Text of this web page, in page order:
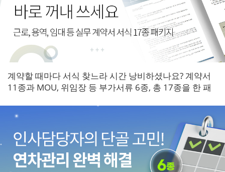
계약할 때마다 서식 찾느라 시간 낭비하셨나요? 계약서
11종과 MOU, 위임장 등 부가서류 6종, 총 17종을 한 패